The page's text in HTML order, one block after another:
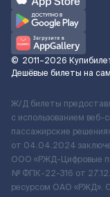
© 2011–2026
Дешёвые билеты на
Ж/Д билеты
с использованием
пассажирские
от 04.04.2024
ООО «РЖД-Цифровые
№ ФПК-22-316 от
ресурсом ОАО «РЖД».